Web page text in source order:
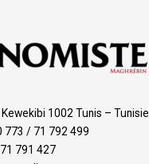
Kewekibi 1002 Tunis – Tunisie
773 / 71 792 499
791 427